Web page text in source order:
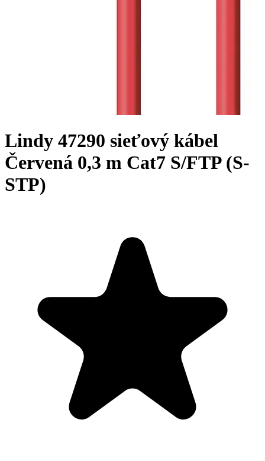
Lindy 47290 sieťový kábel
Červená 0,3 m Cat7 S/FTP (S-
STP)